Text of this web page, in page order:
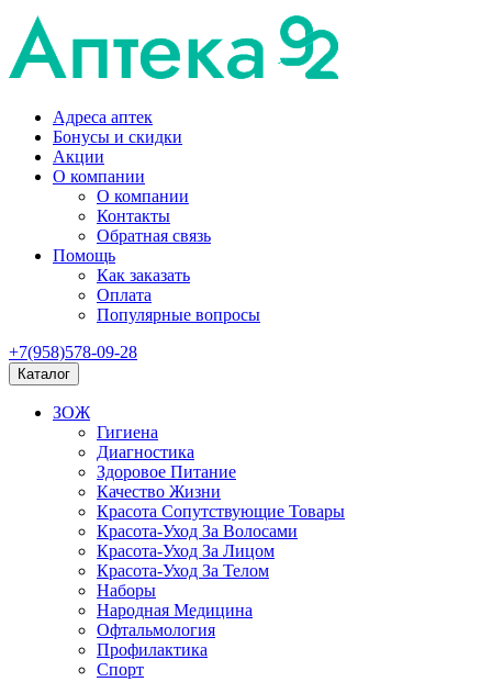
Адреса аптек
Бонусы и скидки
Акции
О компании
О компании
Контакты
Обратная связь
Помощь
Как заказать
Оплата
Популярные вопросы
+7(958)578-09-28
Каталог
ЗОЖ
Гигиена
Диагностика
Здоровое Питание
Качество Жизни
Красота Сопутствующие Товары
Красота-Уход За Волосами
Красота-Уход За Лицом
Красота-Уход За Телом
Наборы
Народная Медицина
Офтальмология
Профилактика
Спорт